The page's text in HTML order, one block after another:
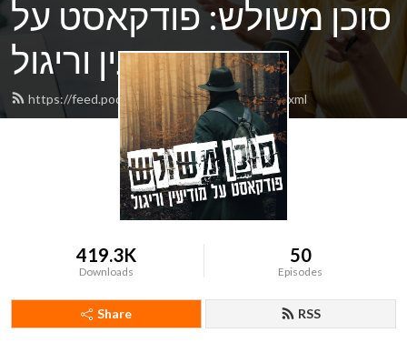
סוכן משולש: פודקאסט על
מודיעין וריגול
https://feed.podbean.com/dannyorbach/feed.xml
419.3K
Downloads
50
Episodes
Share RSS